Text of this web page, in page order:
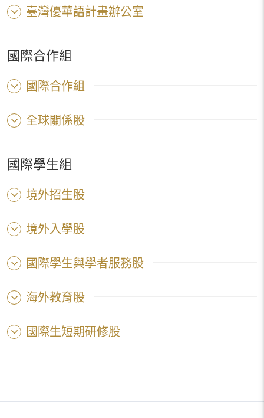
臺灣優華語計畫辦公室
國際合作組
國際合作組
全球關係股
國際學生組
境外招生股
境外入學股
國際學生與學者服務股
海外教育股
國際生短期研修股